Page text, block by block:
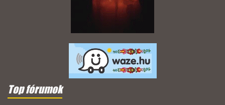
Top fórumok